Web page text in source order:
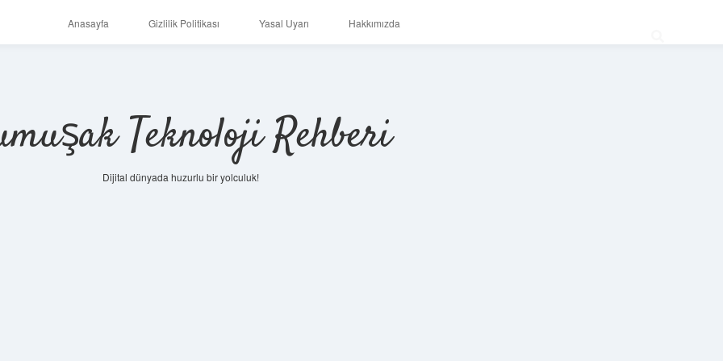
Anasayfa Gizlilik Politikası Yasal Uyarı Hakkımızda
Teknoloji Rehberi
Dijital dünyada huzurlu bir yolculuk!